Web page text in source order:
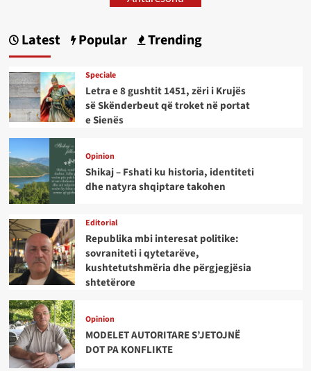
Latest Popular Trending
Speciale
Letra e 8 gushtit 1451, zëri i Krujës
së Skënderbeut që troket në portat
e Sienës
Opinion
Shikaj – Fshati ku historia, identiteti
dhe natyra shqiptare takohen
Editorial
Republika mbi interesat politike:
sovraniteti i qytetarëve,
kushtetutshmëria dhe përgjegjësia
shtetërore
Opinion
MODELET AUTORITARE S’JETOJNË
DOT PA KONFLIKTE